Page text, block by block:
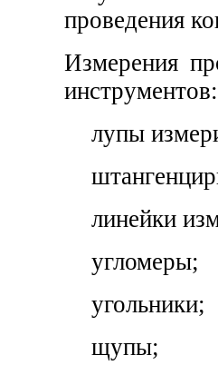
проведения
Измерения
инструментов:
лупы
линейки
угломеры;
угольники;
щупы;